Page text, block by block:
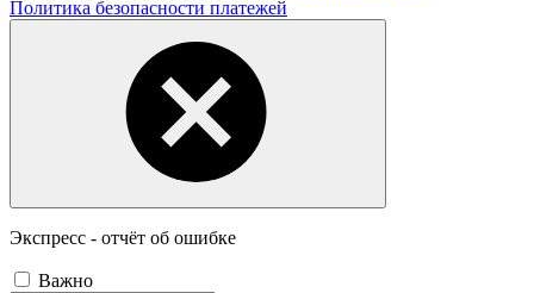
Политика безопасности платежей
Экспресс - отчёт об ошибке
Важно